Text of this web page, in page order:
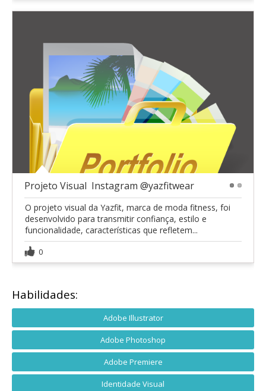
Projeto Visual  Instagram @yazfitwear
O projeto visual da Yazfit, marca de moda fitness, foi
desenvolvido para transmitir confiança, estilo e
funcionalidade, características que refletem...
0
Habilidades:
Adobe Illustrator
Adobe Photoshop
Adobe Premiere
Identidade Visual